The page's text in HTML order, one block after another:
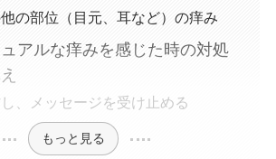
の部位（目元、耳など）の痒み
アルな痒みを感じた時の対処
、メッセージを受け止める
もっと見る